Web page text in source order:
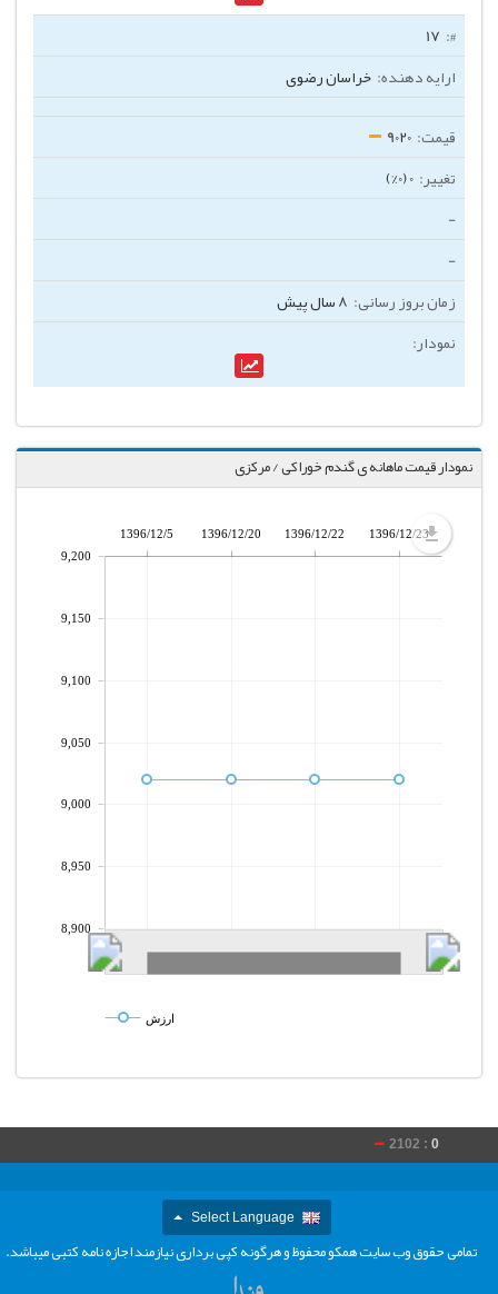
17
خراسان رضوی
9020
0 (0%)
-
-
8 سال پیش
نمودار قیمت ماهانه ی گندم خوراکی / مرکزی
1396/12/5 1396/12/20 1396/12/22 1396/12/23
8,900
8,950
9,000
9,050
9,100
9,150
9,200
ارزش
2102 : 0
تمامی حقوق وب سایت همکو محفوظ و هرگونه کپی برداری نیازمند اجازه نامه کتبی میباشد.